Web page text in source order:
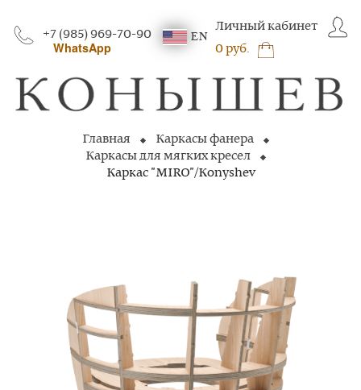
+7 (985) 969-70-90
WhatsApp
EN
Личный кабинет
0 руб.
Главная
Каркасы фанера
Каркасы для мягких кресел
Каркас "MIRO"/Konyshev